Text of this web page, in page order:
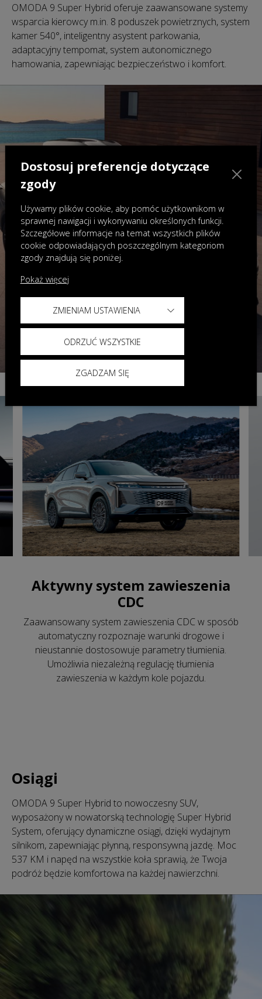
OMODA 9 Super Hybrid oferuje zaawansowane systemy
wsparcia kierowcy m.in. 8 poduszek powietrznych, system
kamer 540°, inteligentny asystent parkowania,
adaptacyjny tempomat, system autonomicznego
hamowania, zapewniając bezpieczeństwo i komfort.
Aktywny system zawieszenia
CDC
Zaawansowany system zawieszenia CDC w sposób
automatyczny rozpoznaje warunki drogowe i
nieustannie dostosowuje parametry tłumienia.
Umożliwia niezależną regulację tłumienia
zawieszenia w każdym kole pojazdu.
Osiągi
OMODA 9 Super Hybrid to nowoczesny SUV,
wyposażony w nowatorską technologię Super Hybrid
System, oferujący dynamiczne osiągi, dzięki wydajnym
silnikom, zapewniając płynną, responsywną jazdę. Moc
537 KM i napęd na wszystkie koła sprawią, że Twoja
podróż będzie komfortowa na każdej nawierzchni.
Dostosuj preferencje dotyczące
zgody
Używamy plików cookie, aby pomóc użytkownikom w
sprawnej nawigacji i wykonywaniu określonych funkcji.
Szczegółowe informacje na temat wszystkich plików
cookie odpowiadających poszczególnym kategoriom
zgody znajdują się poniżej.
Pokaż więcej
ZMIENIAM USTAWIENIA
ODRZUĆ WSZYSTKIE
ZGADZAM SIĘ